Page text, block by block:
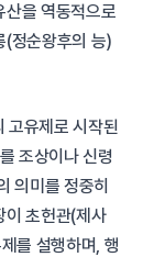
산을 역동적으로
(정순왕후의 능)
고유제로 시작된
조상이나 신령
의미를 정중히
이 초헌관(제사
를 설행하며, 행